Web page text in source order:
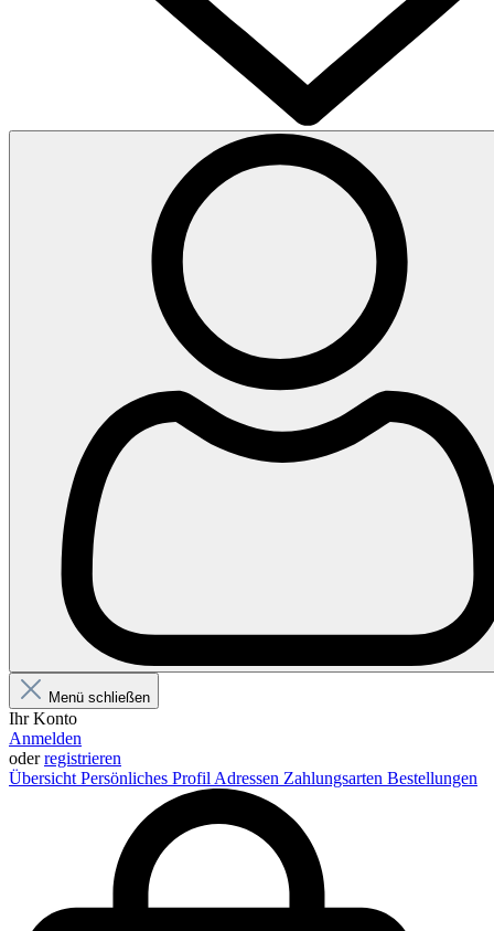
Menü schließen
Ihr Konto
Anmelden
oderregistrieren
Übersicht Persönliches Profil Adressen Zahlungsarten Bestellungen